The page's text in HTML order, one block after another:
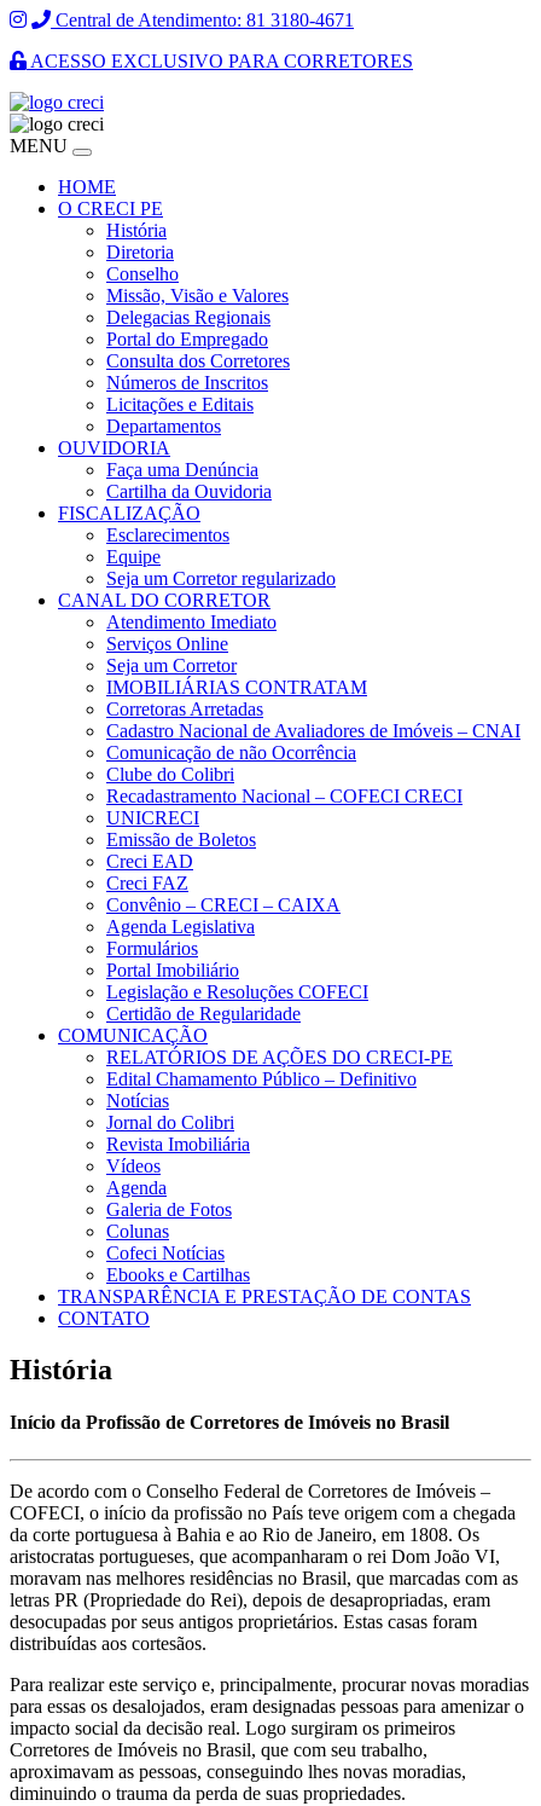
Central de Atendimento: 81 3180-4671
ACESSO EXCLUSIVO PARA CORRETORES
MENU
HOME
O CRECI PE
História
Diretoria
Conselho
Missão, Visão e Valores
Delegacias Regionais
Portal do Empregado
Consulta dos Corretores
Números de Inscritos
Licitações e Editais
Departamentos
OUVIDORIA
Faça uma Denúncia
Cartilha da Ouvidoria
FISCALIZAÇÃO
Esclarecimentos
Equipe
Seja um Corretor regularizado
CANAL DO CORRETOR
Atendimento Imediato
Serviços Online
Seja um Corretor
IMOBILIÁRIAS CONTRATAM
Corretoras Arretadas
Cadastro Nacional de Avaliadores de Imóveis – CNAI
Comunicação de não Ocorrência
Clube do Colibri
Recadastramento Nacional – COFECI CRECI
UNICRECI
Emissão de Boletos
Creci EAD
Creci FAZ
Convênio – CRECI – CAIXA
Agenda Legislativa
Formulários
Portal Imobiliário
Legislação e Resoluções COFECI
Certidão de Regularidade
COMUNICAÇÃO
RELATÓRIOS DE AÇÕES DO CRECI-PE
Edital Chamamento Público – Definitivo
Notícias
Jornal do Colibri
Revista Imobiliária
Vídeos
Agenda
Galeria de Fotos
Colunas
Cofeci Notícias
Ebooks e Cartilhas
TRANSPARÊNCIA E PRESTAÇÃO DE CONTAS
CONTATO
História
Início da Profissão de Corretores de Imóveis no Brasil
De acordo com o Conselho Federal de Corretores de Imóveis –
COFECI, o início da profissão no País teve origem com a chegada
da corte portuguesa à Bahia e ao Rio de Janeiro, em 1808. Os
aristocratas portugueses, que acompanharam o rei Dom João VI,
moravam nas melhores residências no Brasil, que marcadas com as
letras PR (Propriedade do Rei), depois de desapropriadas, eram
desocupadas por seus antigos proprietários. Estas casas foram
distribuídas aos cortesãos.
Para realizar este serviço e, principalmente, procurar novas moradias
para essas os desalojados, eram designadas pessoas para amenizar o
impacto social da decisão real. Logo surgiram os primeiros
Corretores de Imóveis no Brasil, que com seu trabalho,
aproximavam as pessoas, conseguindo lhes novas moradias,
diminuindo o trauma da perda de suas propriedades.